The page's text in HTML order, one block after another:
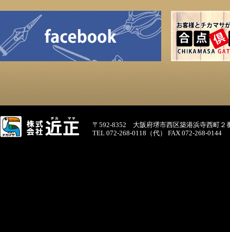
〒592-8352 大阪府堺市西区築港浜寺西町２
TEL 072-268-0118（代） FAX 072-268-0144